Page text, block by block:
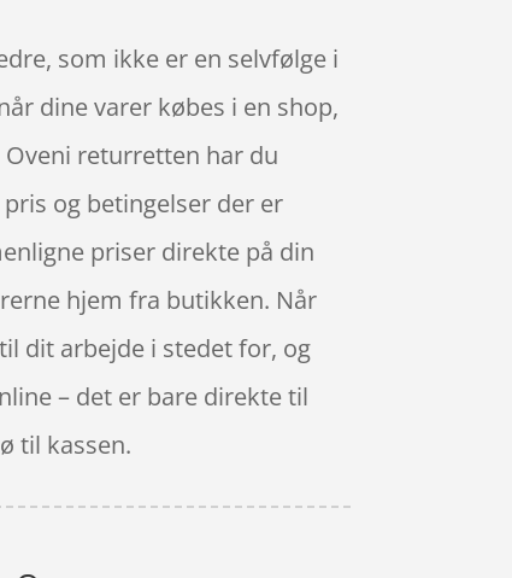
som ikke er en selvfølge i
dine varer købes i en shop,
returretten har du
og betingelser der er
priser direkte på din
hjem fra butikken. Når
dit arbejde i stedet for, og
– det er bare direkte til
til kassen.